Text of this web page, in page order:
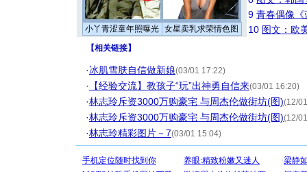
小丫青涩童年照曝光 女星卖乳求荣情色图
9 青春偶像《
10 图文：欧
【相关链接】
·冰肌雪肤自信做新娘(03/01 17:22)
· 【经验交流】教孩子“玩”出神勇自信来(03/01 16:20)
·林志玲斥资3000万购豪宅 与周杰伦做街坊(图)(12/
·林志玲斥资3000万购豪宅 与周杰伦做街坊(图)(12/
·林志玲精彩图片－7(03/01 15:04)